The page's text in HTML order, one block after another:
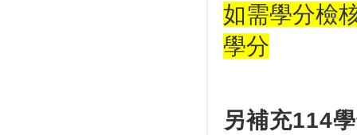
如需學分檢
學分
另補充114